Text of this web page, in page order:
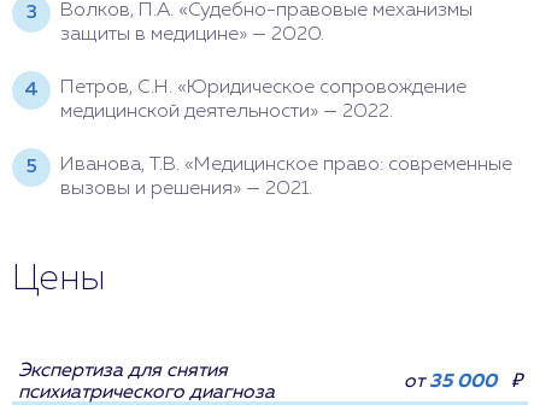
Волков, П.А. «Судебно-правовые механизмы
защиты в медицине» — 2020.
Петров, С.Н. «Юридическое сопровождение
медицинской деятельности» — 2022.
Иванова, Т.В. «Медицинское право: современные
вызовы и решения» — 2021.
Цены
Экспертиза для снятия
психиатрического диагноза
от35 000 ₽